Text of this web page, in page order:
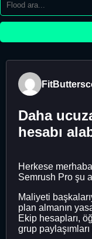
Daha
hesabı
Herkese
Semrush Pro şu
Maliyeti
plan almanın
Ekip hesapları,
grup